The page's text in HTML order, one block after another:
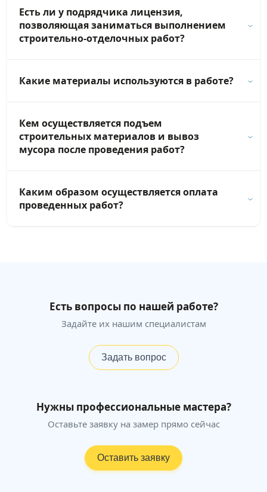
Есть ли у подрядчика лицензия,
позволяющая заниматься выполнением
строительно-отделочных работ?
Какие материалы используются в работе?
Кем осуществляется подъем
строительных материалов и вывоз
мусора после проведения работ?
Каким образом осуществляется оплата
проведенных работ?
Есть вопросы по нашей работе?
Задайте их нашим специалистам
Задать вопрос
Нужны профессиональные мастера?
Оставьте заявку на замер прямо сейчас
Оставить заявку